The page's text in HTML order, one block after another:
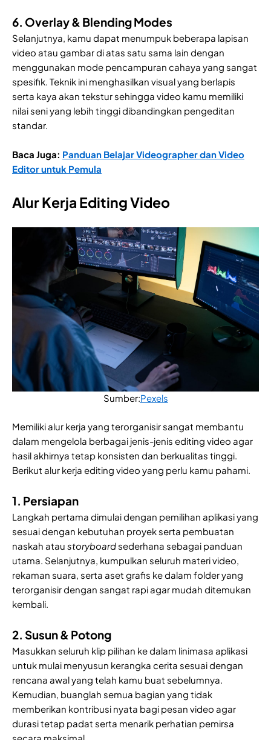
6. Overlay & Blending Modes
Selanjutnya, kamu dapat menumpuk beberapa lapisan
video atau gambar di atas satu sama lain dengan
menggunakan mode pencampuran cahaya yang sangat
spesifik. Teknik ini menghasilkan visual yang berlapis
serta kaya akan tekstur sehingga video kamu memiliki
nilai seni yang lebih tinggi dibandingkan pengeditan
standar.
Baca Juga: Panduan Belajar Videographer dan Video
Editor untuk Pemula
Alur Kerja Editing Video
Sumber:Pexels
Memiliki alur kerja yang terorganisir sangat membantu
dalam mengelola berbagai jenis-jenis editing video agar
hasil akhirnya tetap konsisten dan berkualitas tinggi.
Berikut alur kerja editing video yang perlu kamu pahami.
1. Persiapan
Langkah pertama dimulai dengan pemilihan aplikasi yang
sesuai dengan kebutuhan proyek serta pembuatan
naskah atau storyboardsederhana sebagai panduan
utama. Selanjutnya, kumpulkan seluruh materi video,
rekaman suara, serta aset grafis ke dalam folder yang
terorganisir dengan sangat rapi agar mudah ditemukan
kembali.
2. Susun & Potong
Masukkan seluruh klip pilihan ke dalam linimasa aplikasi
untuk mulai menyusun kerangka cerita sesuai dengan
rencana awal yang telah kamu buat sebelumnya.
Kemudian, buanglah semua bagian yang tidak
memberikan kontribusi nyata bagi pesan video agar
durasi tetap padat serta menarik perhatian pemirsa